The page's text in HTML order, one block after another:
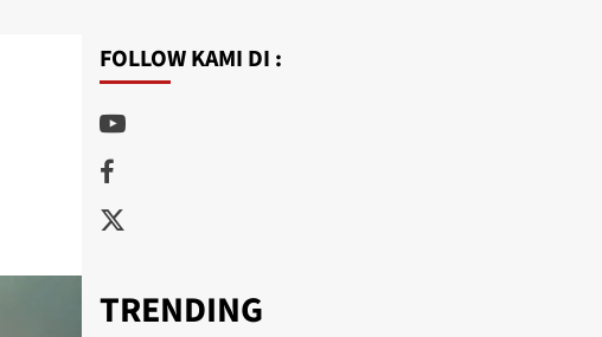
FOLLOW KAMI DI :
Youtube
Facebook
Twitter
TRENDING